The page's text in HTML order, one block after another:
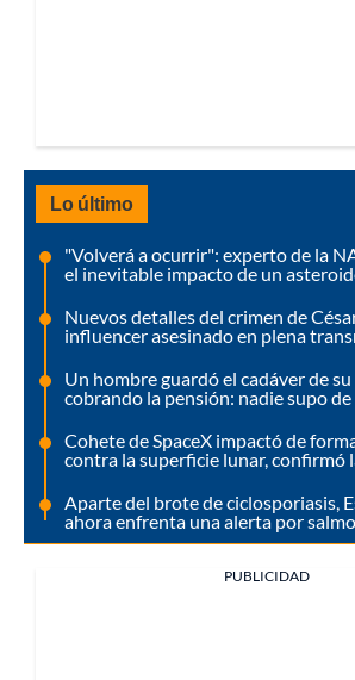
Lo último
"Volverá a ocurrir": experto de la
el inevitable impacto de un
Nuevos detalles del crimen de
influencer asesinado en plena
Un hombre guardó el cadáver de
cobrando la pensión: nadie supo de
Cohete de SpaceX impactó de
contra la superficie lunar, confirmó
Aparte del brote de ciclosporiasis,
ahora enfrenta una alerta por
PUBLICIDAD